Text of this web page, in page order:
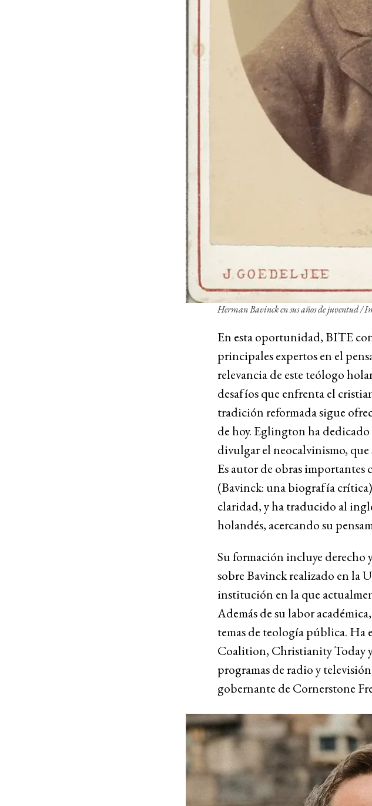
Herman Bavinck en sus años de juventud /
En esta oportunidad, BITE
principales expertos en el
relevancia de este teólogo
desafíos que enfrenta el
tradición reformada sigue
de hoy. Eglington ha dedicado
divulgar el neocalvinismo,
Es autor de obras importantes
(Bavinck: una biografía
claridad, y ha traducido al
holandés, acercando su
Su formación incluye derecho
sobre Bavinck realizado en la
institución en la que
Además de su labor
temas de teología pública. Ha
Coalition, Christianity Today
programas de radio y
gobernante de Cornerstone